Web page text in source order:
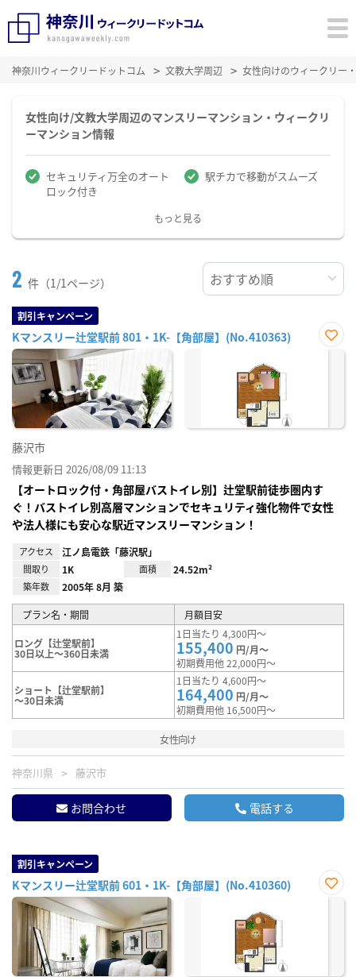
神奈川ウィークリードットコム 文教大学周辺 女性向けのウィークリー
女性向け/文教大学周辺のマンスリーマンション・ウィークリ
ーマンション情報
セキュリティ万全のオート
ロック付き
駅チカで移動がスムーズ
もっと見る
2 件（1/1ページ）
割引キャンペーン
Kマンスリー辻堂駅前 801・1K-【角部屋】(No.410363)
お気
藤沢市
情報更新日 2026/08/09 11:13
【オートロック付・角部屋バストイレ別】辻堂駅前徒歩圏内す
ぐ！バストイレ別高層マンションでセキュリティ強化物件で女性
や法人様にも安心な駅近マンスリーマンション！
アクセス 江ノ島電鉄「藤沢駅」
間取り 1K 面積 24.52m²
築年数 2005年 8月 築
プラン名・期間 月額目安
ロング【辻堂駅前】
30日以上～360日未満
1日当たり 4,300円～
155,400 円/月～
初期費用他 22,000円～
ショート【辻堂駅前】
～30日未満
1日当たり 4,600円～
164,400 円/月～
初期費用他 16,500円～
女性向け
神奈川県 藤沢市
お問合わせ 電話する
割引キャンペーン
Kマンスリー辻堂駅前 601・1K-【角部屋】(No.410360)
お気